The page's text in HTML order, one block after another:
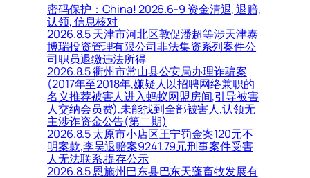
密码保护：China! 2026.6-9 资金清退, 退赔,
认领, 信息核对
2026.8.5 天津市河北区敦促潘超等涉天津泰
博瑞投资管理有限公司非法集资系列案件公
司职员退缴违法所得
2026.8.5 衢州市常山县公安局办理诈骗案
(2017年至2018年,嫌疑人以招聘网络兼职的
名义推荐被害人进入蚂蚁网盟房间,引导被害
人交纳会员费),未能找到全部被害人,认领无
主涉诈资金公告(第二期)
2026.8.5 太原市小店区王宁罚金案120元不
明案款,李昊退赔案9241.79元刑事案件受害
人无法联系,提存公示
2026.8.5 恩施州巴东县巴东天蓬畜牧发展有